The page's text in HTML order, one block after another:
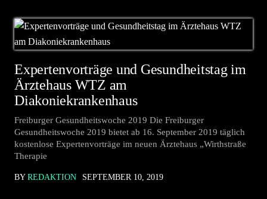
Expertenvorträge und Gesundheitstag im
Ärztehaus WTZ am
Diakoniekrankenhaus
Freiburger Gesundheitswoche 2019 Die Freiburger
Gesundheitswoche 2019 bietet ab 16. September 2019 täglich
kostenlose Expertenvorträge im neuen Ärztehaus „Wirthstraße
Therapie
BY REDAKTION SEPTEMBER 10, 2019